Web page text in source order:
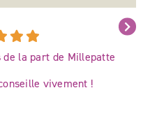
de la part de Millepatte
vivement !